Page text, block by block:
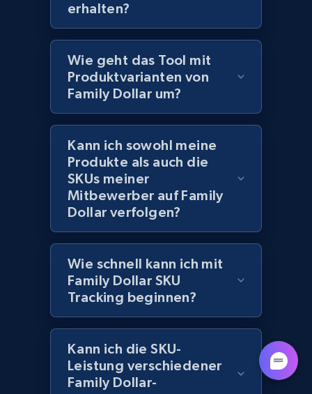
991+ 162+
Lowes.com - Collect records by category
URL, Domain, Marketplace pn, Sku, Other pn,
991+ 162+
Lazada - Products
URL, Title, Rating, Reviews, Initial price, Final
price, Currency, Stock, and more.
988+ 160+ Jetzt anfangen
Lazada - Products - Discover products by
erhalten?
Wie geht das Tool mit
Produktvarianten von
Family Dollar um?
Kann ich sowohl meine
Produkte als auch die
SKUs meiner
Mitbewerber auf Family
Dollar verfolgen?
Wie schnell kann ich mit
Family Dollar SKU
Tracking beginnen?
Kann ich die SKU-
Leistung verschiedener
Family Dollar-